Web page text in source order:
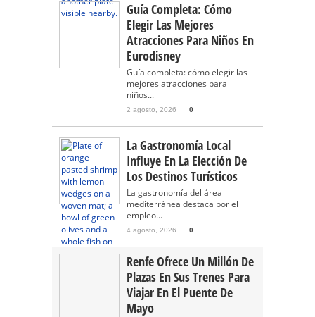
Guía Completa: Cómo
Elegir Las Mejores
Atracciones Para Niños En
Eurodisney
Guía completa: cómo elegir las
mejores atracciones para
niños...
2 agosto, 2026 0
La Gastronomía Local
Influye En La Elección De
Los Destinos Turísticos
La gastronomía del área
mediterránea destaca por el
empleo...
4 agosto, 2026 0
Renfe Ofrece Un Millón De
Plazas En Sus Trenes Para
Viajar En El Puente De
Mayo